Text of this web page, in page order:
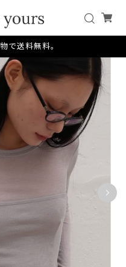
で送料無料。